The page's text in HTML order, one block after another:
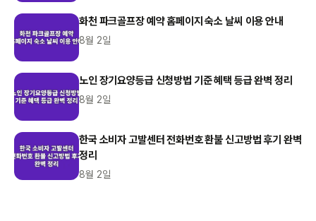
화천 파크골프장 예약 홈페이지 숙소 날씨 이용 안내
8월 2일
노인 장기요양등급 신청방법 기준 혜택 등급 완벽 정리
8월 2일
한국 소비자 고발센터 전화번호 환불 신고방법 후기 완벽
정리
8월 2일